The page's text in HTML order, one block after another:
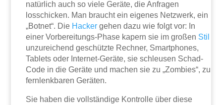
natürlich auch so viele Geräte, die Anfragen
losschicken. Man braucht ein eigenes Netzwerk, ein
„Botnet“. Die Hacker gehen dazu wie folgt vor: In
einer Vorbereitungs-Phase kapern sie im großen Stil
unzureichend geschützte Rechner, Smartphones,
Tablets oder Internet-Geräte, sie schleusen Schad-
Code in die Geräte und machen sie zu „Zombies“, zu
fernlenkbaren Geräten.
Sie haben die vollständige Kontrolle über diese